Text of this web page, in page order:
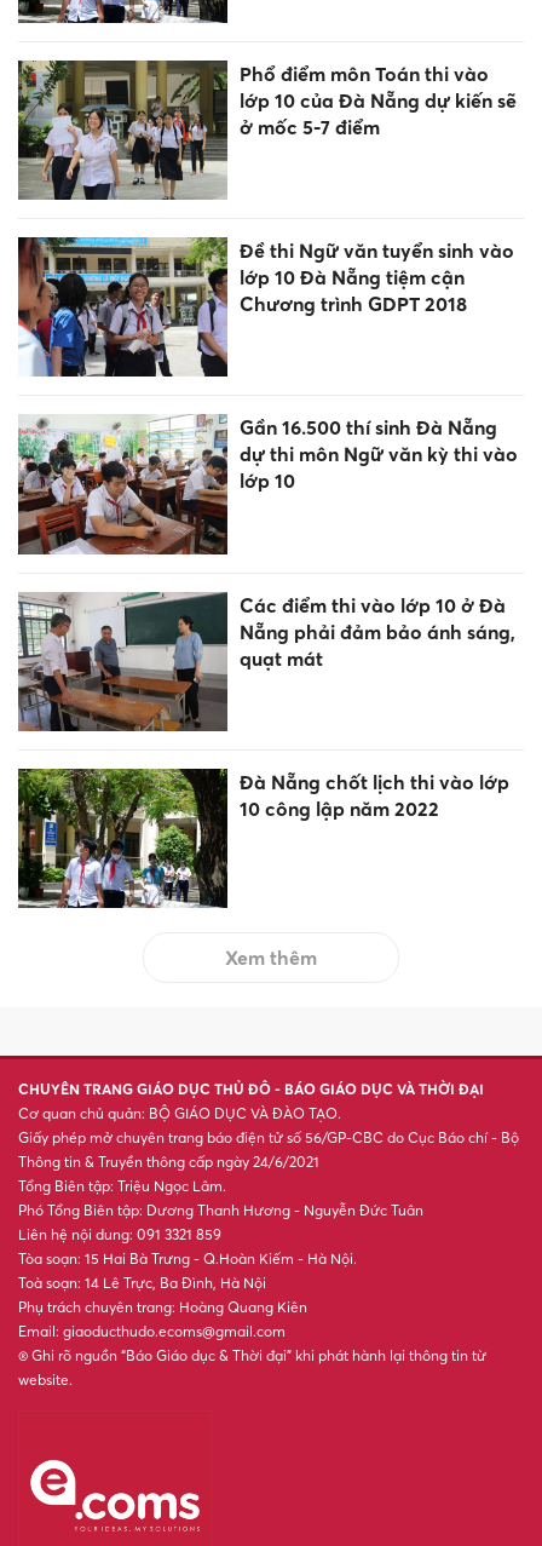
Phổ điểm môn Toán thi vào
lớp 10 của Đà Nẵng dự kiến sẽ
ở mốc 5-7 điểm
Đề thi Ngữ văn tuyển sinh vào
lớp 10 Đà Nẵng tiệm cận
Chương trình GDPT 2018
Gần 16.500 thí sinh Đà Nẵng
dự thi môn Ngữ văn kỳ thi vào
lớp 10
Các điểm thi vào lớp 10 ở Đà
Nẵng phải đảm bảo ánh sáng,
quạt mát
Đà Nẵng chốt lịch thi vào lớp
10 công lập năm 2022
Xem thêm
CHUYÊN TRANG GIÁO DỤC THỦ ĐÔ - BÁO GIÁO DỤC VÀ THỜI ĐẠI
Cơ quan chủ quản: BỘ GIÁO DỤC VÀ ĐÀO TẠO.
Giấy phép mở chuyên trang báo điện tử số 56/GP-CBC do Cục Báo chí - Bộ
Thông tin & Truyền thông cấp ngày 24/6/2021
Tổng Biên tập: Triệu Ngọc Lâm.
Phó Tổng Biên tập: Dương Thanh Hương - Nguyễn Đức Tuân
Liên hệ nội dung: 091 3321 859
Tòa soạn: 15 Hai Bà Trưng - Q.Hoàn Kiếm - Hà Nội.
Toà soạn: 14 Lê Trực, Ba Đình, Hà Nội
Phụ trách chuyên trang: Hoàng Quang Kiên
Email: giaoducthudo.ecoms@gmail.com
® Ghi rõ nguồn “Báo Giáo dục & Thời đại” khi phát hành lại thông tin từ
website.